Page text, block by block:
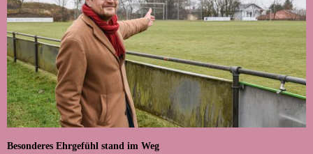
Besonderes Ehrgefühl stand im Weg